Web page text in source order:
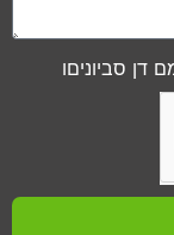
דן סביוניםו